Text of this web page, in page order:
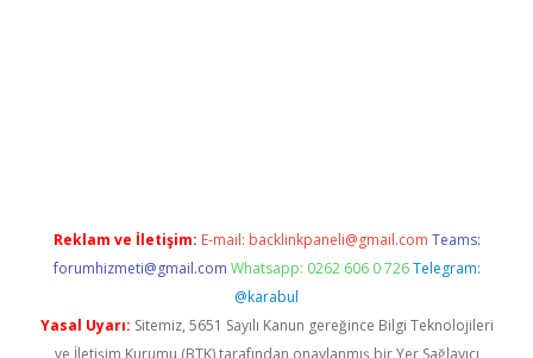
Reklam ve İletişim: E-mail: backlinkpaneli@gmail.com Teams:
forumhizmeti@gmail.com Whatsapp: 0262 606 0 726 Telegram:
@karabul
Yasal Uyarı: Sitemiz, 5651 Sayılı Kanun gereğince Bilgi Teknolojileri
ve İletişim Kurumu (BTK) tarafından onaylanmış bir Yer Sağlayıcı